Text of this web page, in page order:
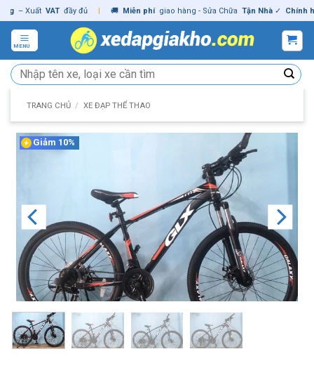
Skip
to
content
Xuất VAT đầy đủ | 🚚 Miễn phí giao hàng - Sửa Chữa Tận Nhà ✓ Chính hãng
MENU
Tìm
kiếm:
TRANG CHỦ / XE ĐẠP THỂ THAO
Giảm 10%